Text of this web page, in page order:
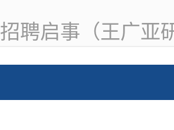
招聘启事（王广亚